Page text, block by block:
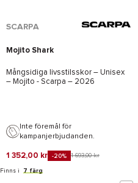
SCARPA
Mojito Shark
Mångsidiga livsstilsskor – Unisex
– Mojito - Scarpa – 2026
Inte föremål för
kampanjerbjudanden.
1 352,00 kr -20% 1 693,00 kr
Finns i 7 färg